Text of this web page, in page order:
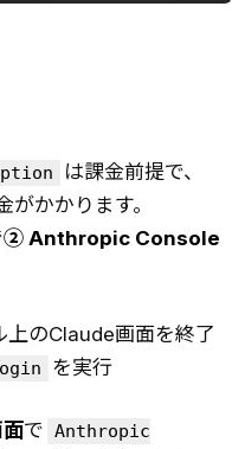
は課金前提で、
かかります。
② Anthropic Console
上のClaude画面を終了
を実行
で Anthropic